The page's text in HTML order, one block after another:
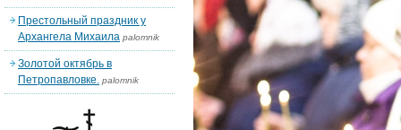
Престольный праздник у
Архангела Михаила palomnik
Золотой октябрь в
Петропавловке. palomnik